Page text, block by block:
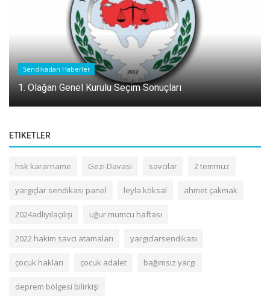
Sendikadan Haberler
1. Olağan Genel Kurulu Seçim Sonuçları
ETIKETLER
hsk kararname Gezi Davası savcılar 2 temmuz
yargıçlar sendikası panel leyla köksal ahmet çakmak
2024adliyılaçılışı uğur mumcu haftası
2022 hakim savcı atamaları yargıclarsendikası
çocuk hakları çocuk adalet bağımsız yargı
deprem bölgesi bilirkişi